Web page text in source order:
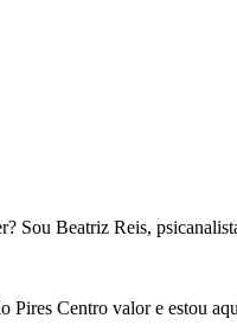
Sou Beatriz Reis,
Pires Centro valor e estou